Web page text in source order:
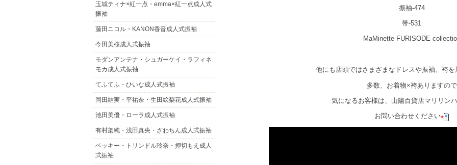
振袖-474
帯-531
MaMinette FURISODE
他にも店頭ではさまざまなドレスや振袖、袴を
多数、お着物×袴ありますので
気になるお客様は、山陽百貨店マリリン
お問い合わせください
玉城ティナ×紅一点・emma×紅一点成人式
振袖
藤田ニコル・KANON香音成人式振袖
今田美桜成人式振袖
モダンアンテナ・シュガーケイ・ラフィネ
モカ成人式振袖
てふてふ・ひいな成人式振袖
岡田結実・平祐奈・生田絵梨花成人式振袖
池田美優・ローラ成人式振袖
有村架純・浅田真央・ざわちん成人式振袖
ベッキー・トリンドル玲奈・押切もえ成人
式振袖